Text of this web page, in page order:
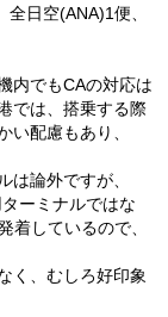
日空(ANA)1便、
内でもCAの対応は
では、搭乗する際
い配慮もあり、
は論外ですが、
ーミナルではな
着しているので、
く、むしろ好印象